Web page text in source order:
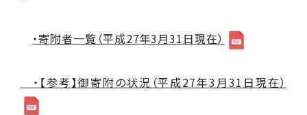
・寄附者一覧（平成27年3月31日現在）
・【参考】御寄附の状況（平成27年3月31日現在）